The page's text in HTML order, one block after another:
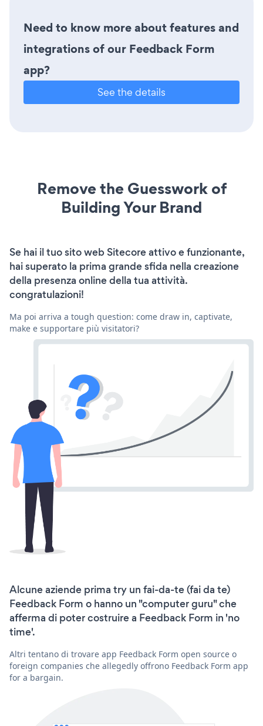
Need to know more about features and
integrations of our Feedback Form
app?
See the details
Remove the Guesswork of
Building Your Brand
Se hai il tuo sito web Sitecore attivo e funzionante,
hai superato la prima grande sfida nella creazione
della presenza online della tua attività.
congratulazioni!
Ma poi arriva a tough question: come draw in, captivate,
make e supportare più visitatori?
Alcune aziende prima try un fai-da-te (fai da te)
Feedback Form o hanno un "computer guru" che
afferma di poter costruire a Feedback Form in 'no
time'.
Altri tentano di trovare app Feedback Form open source o
foreign companies che allegedly offrono Feedback Form app
for a bargain.